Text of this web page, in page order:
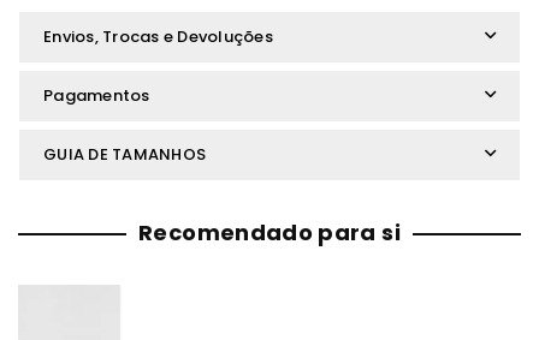
Envios, Trocas e Devoluções
Pagamentos
GUIA DE TAMANHOS
Recomendado para si